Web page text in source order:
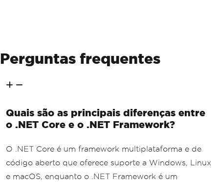
Perguntas frequentes
Quais são as principais diferenças entre
o .NET Core e o .NET Framework?
O .NET Core é um framework multiplataforma e de
código aberto que oferece suporte a Windows, Linux
e macOS, enquanto o .NET Framework é um